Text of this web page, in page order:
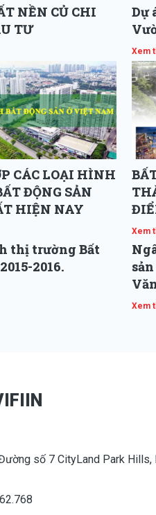
NỀN CỦ CHI
TƯ
Dự
Xem
CÁC LOẠI HÌNH
ĐỘNG SẢN
HIỆN NAY
Xem
thị trường Bất
2016.
Xem
số 7 CityLand Park Hills,